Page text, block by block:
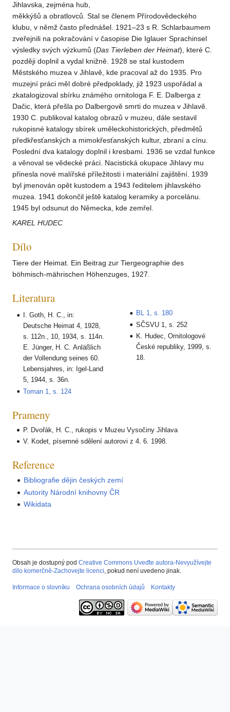
Jihlavska, zejména hub,
měkkýšů a obratlovců. Stal se členem Přírodovědeckého
klubu, v němž často přednášel. 1921–23 s R. Schlarbaumem
zveřejnili na pokračování v časopise Die Iglauer Sprachinsel
výsledky svých výzkumů (Das Tierleben der Heimat), které C.
později doplnil a vydal knižně. 1928 se stal kustodem
Městského muzea v Jihlavě, kde pracoval až do 1935. Pro
muzejní práci měl dobré předpoklady, již 1923 uspořádal a
zkatalogizoval sbírku známého ornitologa F. E. Dalberga z
Dačic, která přešla po Dalbergově smrti do muzea v Jihlavě.
1930 C. publikoval katalog obrazů v muzeu, dále sestavil
rukopisné katalogy sbírek uměleckohistorických, předmětů
předkřesťanských a mimokřesťanských kultur, zbraní a cínu.
Poslední dva katalogy doplnil i kresbami. 1936 se vzdal funkce
a věnoval se vědecké práci. Nacistická okupace Jihlavy mu
přinesla nové malířské příležitosti i materiální zajištění. 1939
byl jmenován opět kustodem a 1943 ředitelem jihlavského
muzea. 1941 dokončil ještě katalog keramiky a porcelánu.
1945 byl odsunut do Německa, kde zemřel.
KAREL HUDEC
Dílo
Tiere der Heimat. Ein Beitrag zur Tiergeographie des
böhmisch-mährischen Höhenzuges, 1927.
Literatura
I. Goth, H. C., in:
Deutsche Heimat 4, 1928,
s. 112n., 10, 1934, s. 114n.
E. Jünger, H. C. Anläßlich
der Vollendung seines 60.
Lebensjahres, in: Igel-Land
5, 1944, s. 36n.
Toman 1, s. 124
BL 1, s. 180
SČSVU 1, s. 252
K. Hudec, Ornitologové
České republiky, 1999, s.
18.
Prameny
P. Dvořák, H. C., rukopis v Muzeu Vysočiny Jihlava
V. Kodet, písemné sdělení autorovi z 4. 6. 1998.
Reference
Bibliografie dějin českých zemí
Autority Národní knihovny ČR
Wikidata
Obsah je dostupný pod Creative Commons Uveďte autora-Nevyužívejte
dílo komerčně-Zachovejte licenci , pokud není uvedeno jinak.
Informace o slovníku Ochrana osobních údajů Kontakty